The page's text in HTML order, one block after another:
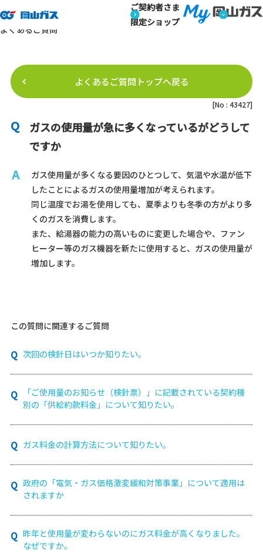
ご契約者さま
限定ショップ
トップページ
よくあるご質問詳細
よくあるご質問
よくあるご質問
よくあるご質問トップへ戻る
[No : 43427]
ガスの使用量が急に多くなっているがどうして
ですか
ガス使用量が多くなる要因のひとつして、気温や水温が低下
したことによるガスの使用量増加が考えられます。
同じ温度でお湯を使用しても、夏季よりも冬季の方がより多
くのガスを消費します。
また、給湯器の能力の高いものに変更した場合や、ファン
ヒーター等のガス機器を新たに使用すると、ガスの使用量が
増加します。
この質問に関連するご質問
次回の検針日はいつか知りたい。
「ご使用量のお知らせ（検針票）」に記載されている契約種
別の「供給約款料金」について知りたい。
ガス料金の計算方法について知りたい。
政府の「電気・ガス価格激変緩和対策事業」について適用は
されますか
昨年と使用量が変わらないのにガス料金が高くなりました。
なぜですか。